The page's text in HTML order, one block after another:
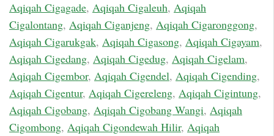
Aqiqah Cigagade, Aqiqah Cigaleuh, Aqiqah
Cigalontang, Aqiqah Ciganjeng, Aqiqah Cigaronggong,
Aqiqah Cigarukgak, Aqiqah Cigasong, Aqiqah Cigayam,
Aqiqah Cigedang, Aqiqah Cigedug, Aqiqah Cigelam,
Aqiqah Cigembor, Aqiqah Cigendel, Aqiqah Cigending,
Aqiqah Cigentur, Aqiqah Cigereleng, Aqiqah Cigintung,
Aqiqah Cigobang, Aqiqah Cigobang Wangi, Aqiqah
Cigombong, Aqiqah Cigondewah Hilir, Aqiqah